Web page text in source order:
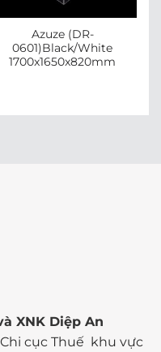
Azuze (DR-
0601)Black/White
1700x1650x820mm
XNK Diệp An
cục Thuế khu vực